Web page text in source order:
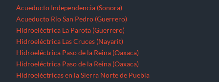
Proyecto Hídrico el Naranjal (Veracruz)
Puebla QuerétaroQuintana Roo
Recursos forestales
Extracción de maderas preciosas en Ostula (Michoacán)
San Luis Potosí
Seminario “El pensamiento crítico frente a la hidra
capitalista”